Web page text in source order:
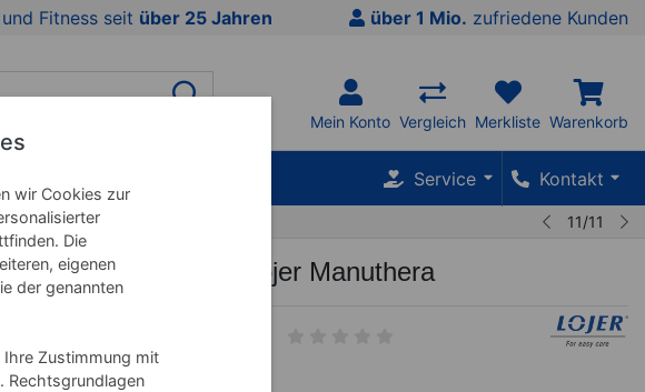
Fitness seit über 25 Jahren über 1 Mio. zufriedene Kunden
Mein Konto Vergleich Merkliste Warenkorb
Service Kontakt
11/11
Fixiergurt Set für Lojer Manuthera
Varianten
wir Cookies zur
Die
eigenen
der genannten
Zustimmung mit
. Rechtsgrundlagen